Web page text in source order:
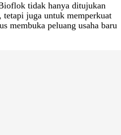
tidak hanya ditujukan
juga untuk memperkuat
membuka peluang usaha baru